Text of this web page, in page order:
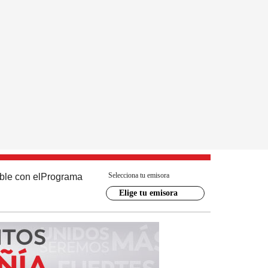
con el Programa Selecciona tu emisora
Elige tu emisora